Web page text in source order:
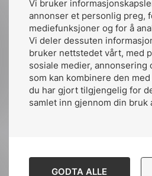
Vi bruker
annonser et personlig preg,
mediefunksjoner og for å
Vi deler dessuten
bruker nettstedet vårt, med
sosiale medier, annonsering
som kan kombinere den
du har gjort tilgjengelig for
samlet inn gjennom din bruk
GODTA ALLE
Bygningsdelstabellen,
baseres på NS 3424
byggverk.
rapportering og
NS 3600. Andre forhold
standarder kan være
dersom kunde /
Hensikten med en
være å: